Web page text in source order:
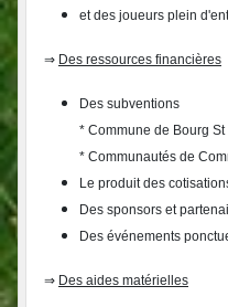
et des joueurs plein
⇒ Des ressources financières
Des subventions
* Commune de Bourg St
* Communautés de
Le produit des
Des sponsors et
Des événements
⇒ Des aides matérielles